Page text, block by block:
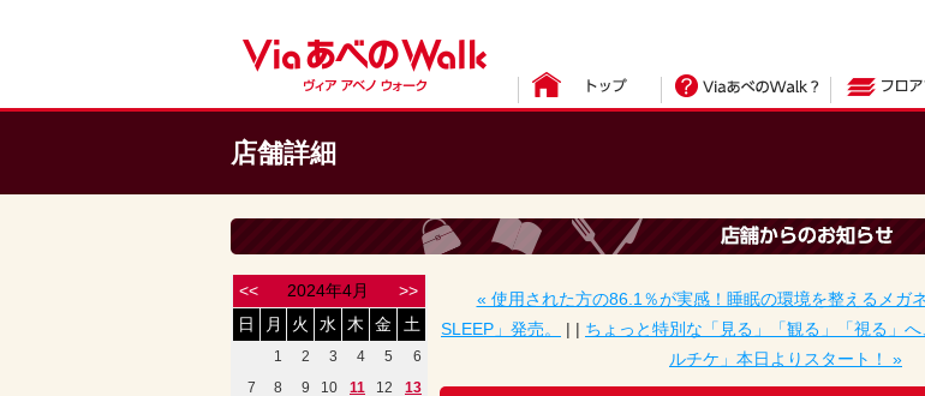
店舗詳細
<< 2024年4月
>>
日
月 火 水 木 金 土
1 2 3 4 5 6
7 8 9 10 11 12 13
« 使用された方の86.1％が実感！睡眠の環境を整えるメガ
SLEEP」発売。
| | ちょっと特別な「見る」「観る」「視る」
ルチケ」本日よりスタート！ »